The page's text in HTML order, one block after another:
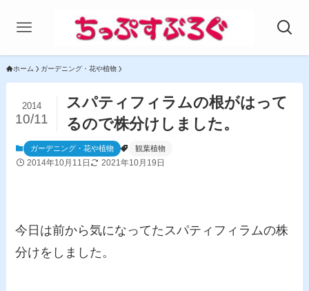
ホーム ガーデニング・花や植物
スパティフィラムの根がはって
るので株分けしました。
2014
10/11
ガーデニング・花や植物 観葉植物
2014年10月11日 2021年10月19日
今日は前から気になってたスパティフィラムの株
分けをしました。